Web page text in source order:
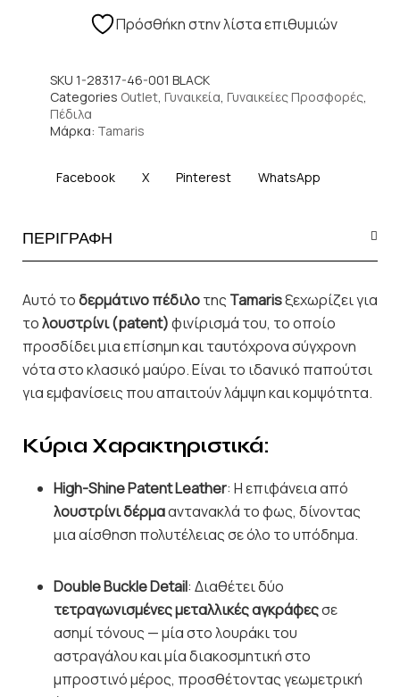
Πρόσθήκη στην λίστα επιθυμιών
SKU 1-28317-46-001 BLACK
Categories Outlet, Γυναικεία, Γυναικείες Προσφορές,
Πέδιλα
Μάρκα: Tamaris
Facebook X Pinterest WhatsApp
ΠΕΡΙΓΡΑΦΗ
Αυτό τοδερμάτινο πέδιλοτης Tamarisξεχωρίζει για
τολουστρίνι (patent)φινίρισμά του, το οποίο
προσδίδει μια επίσημη και ταυτόχρονα σύγχρονη
νότα στο κλασικό μαύρο. Είναι το ιδανικό παπούτσι
για εμφανίσεις που απαιτούν λάμψη και κομψότητα.
Κύρια Χαρακτηριστικά:
High-Shine Patent Leather: Η επιφάνεια από
λουστρίνι δέρμααντανακλά το φως, δίνοντας
μια αίσθηση πολυτέλειας σε όλο το υπόδημα.
Double Buckle Detail: Διαθέτει δύο
τετραγωνισμένες μεταλλικές αγκράφεςσε
ασημί τόνους — μία στο λουράκι του
αστραγάλου και μία διακοσμητική στο
μπροστινό μέρος, προσθέτοντας γεωμετρική